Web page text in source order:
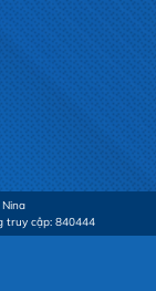
Nina
truy cập: 840444